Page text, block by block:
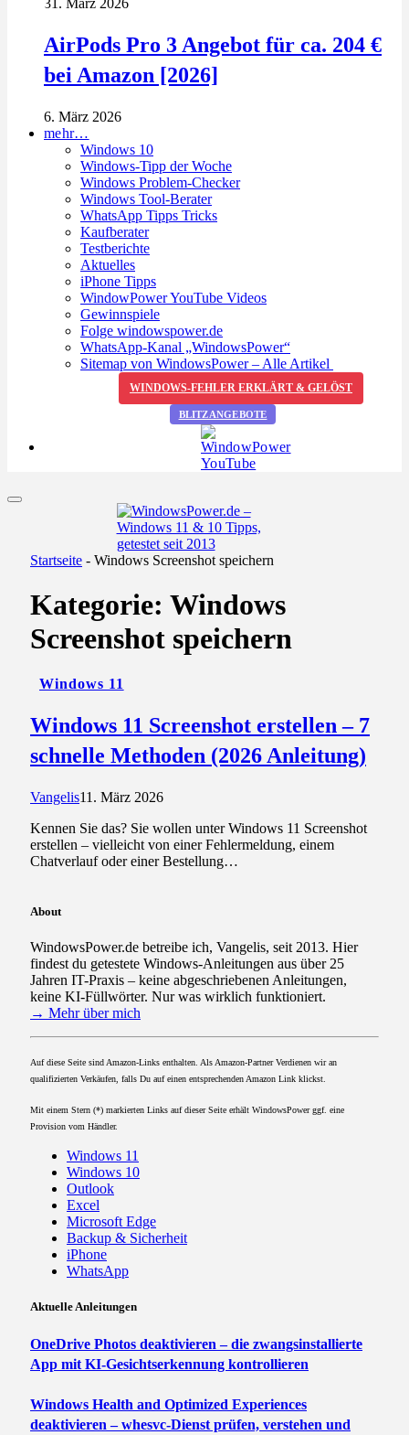
31. März 2026
AirPods Pro 3 Angebot für ca. 204 €
bei Amazon [2026]
6. März 2026
mehr…
Windows 10
Windows-Tipp der Woche
Windows Problem-Checker
Windows Tool-Berater
WhatsApp Tipps Tricks
Kaufberater
Testberichte
Aktuelles
iPhone Tipps
WindowPower YouTube Videos
Gewinnspiele
Folge windowspower.de
WhatsApp-Kanal „WindowsPower“
Sitemap von WindowsPower – Alle Artikel
WINDOWS-FEHLER ERKLÄRT & GELÖST
BLITZANGEBOTE
Startseite - Windows Screenshot speichern
Kategorie: Windows
Screenshot speichern
Windows 11
Windows 11 Screenshot erstellen – 7
schnelle Methoden (2026 Anleitung)
Vangelis11. März 2026
Kennen Sie das? Sie wollen unter Windows 11 Screenshot
erstellen – vielleicht von einer Fehlermeldung, einem
Chatverlauf oder einer Bestellung…
About
WindowsPower.de betreibe ich, Vangelis, seit 2013. Hier
findest du getestete Windows-Anleitungen aus über 25
Jahren IT-Praxis – keine abgeschriebenen Anleitungen,
keine KI-Füllwörter. Nur was wirklich funktioniert.
→ Mehr über mich
Auf diese Seite sind Amazon-Links enthalten. Als Amazon-Partner Verdienen wir an
qualifizierten Verkäufen, falls Du auf einen entsprechenden Amazon Link klickst.
Mit einem Stern (*) markierten Links auf dieser Seite erhält WindowsPower ggf. eine
Provision vom Händler.
Windows 11
Windows 10
Outlook
Excel
Microsoft Edge
Backup & Sicherheit
iPhone
WhatsApp
Aktuelle Anleitungen
OneDrive Photos deaktivieren – die zwangsinstallierte
App mit KI-Gesichtserkennung kontrollieren
Windows Health and Optimized Experiences
deaktivieren – whesvc-Dienst prüfen, verstehen und